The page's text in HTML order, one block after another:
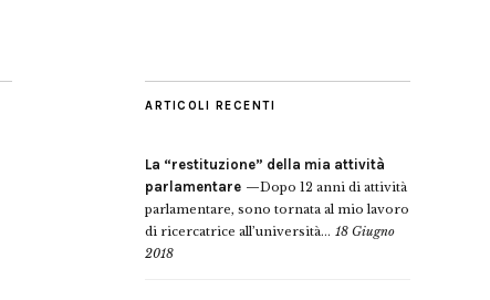
ARTICOLI RECENTI
La “restituzione” della mia attività
parlamentare
Dopo 12 anni di attività
parlamentare, sono tornata al mio lavoro
di ricercatrice all’università... 18 Giugno
2018